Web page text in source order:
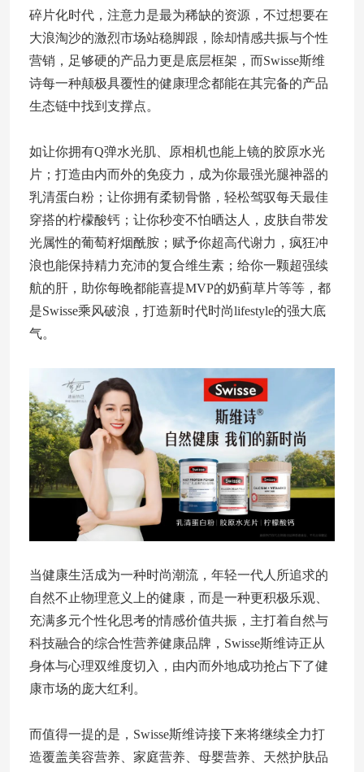
碎片化时代，注意力是最为稀缺的资源，不过想要在
大浪淘沙的激烈市场站稳脚跟，除却情感共振与个性
营销，足够硬的产品力更是底层框架，而Swisse斯维
诗每一种颠极具覆性的健康理念都能在其完备的产品
生态链中找到支撑点。
如让你拥有Q弹水光肌、原相机也能上镜的胶原水光
片；打造由内而外的免疫力，成为你最强光腿神器的
乳清蛋白粉；让你拥有柔韧骨骼，轻松驾驭每天最佳
穿搭的柠檬酸钙；让你秒变不怕晒达人，皮肤自带发
光属性的葡萄籽烟酰胺；赋予你超高代谢力，疯狂冲
浪也能保持精力充沛的复合维生素；给你一颗超强续
航的肝，助你每晚都能喜提MVP的奶蓟草片等等，都
是Swisse乘风破浪，打造新时代时尚lifestyle的强大底
气。
当健康生活成为一种时尚潮流，年轻一代人所追求的
自然不止物理意义上的健康，而是一种更积极乐观、
充满多元个性化思考的情感价值共振，主打着自然与
科技融合的综合性营养健康品牌，Swisse斯维诗正从
身体与心理双维度切入，由内而外地成功抢占下了健
康市场的庞大红利。
而值得一提的是，Swisse斯维诗接下来将继续全力打
造覆盖美容营养、家庭营养、母婴营养、天然护肤品